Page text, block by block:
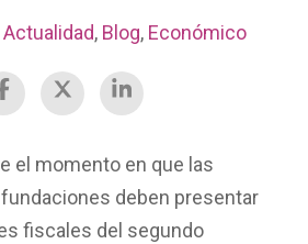
Actualidad, Blog, Económico
el momento en que las
deben presentar
fiscales del segundo